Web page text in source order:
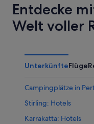
Entdecke
Welt voller
UnterkünfteFlüge
Campingplätze in
Stirling: Hotels
Karrakatta: Hotels